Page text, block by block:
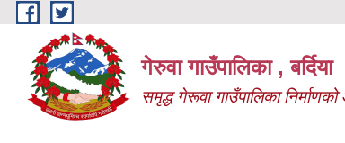
Skip to main content
गेरुवा गाउँपालिका , बर्दिया
समृद्ध गेरूवा गाउँपालिका